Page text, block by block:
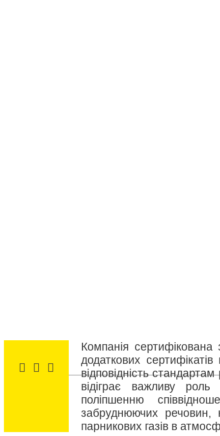
Компанія
додаткових
відповідність
відіграє важливу
поліпшенню
забруднюючих речовин,
парникових газів в